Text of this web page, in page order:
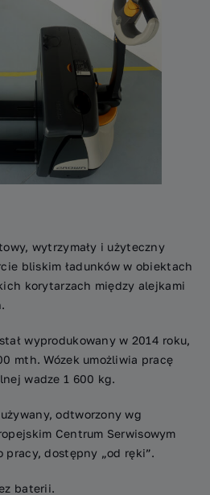
wytrzymały i użyteczny
bliskim ładunków w obiektach
korytarzach między alejkami
wyprodukowany w 2014 roku,
mth. Wózek umożliwia pracę
wadze 1 600 kg.
odtworzony wg
Centrum Serwisowym
pracy, dostępny „od ręki”.
baterii.